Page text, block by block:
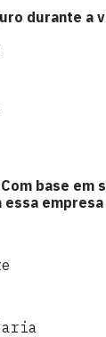
durante a
base em